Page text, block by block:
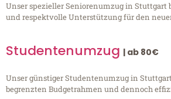
Unser spezieller Seniorenumzug in Stuttgart
und respektvolle Unterstützung für den
Studentenumzug | ab 80€
Unser günstiger Studentenumzug in
begrenzten Budgetrahmen und dennoch